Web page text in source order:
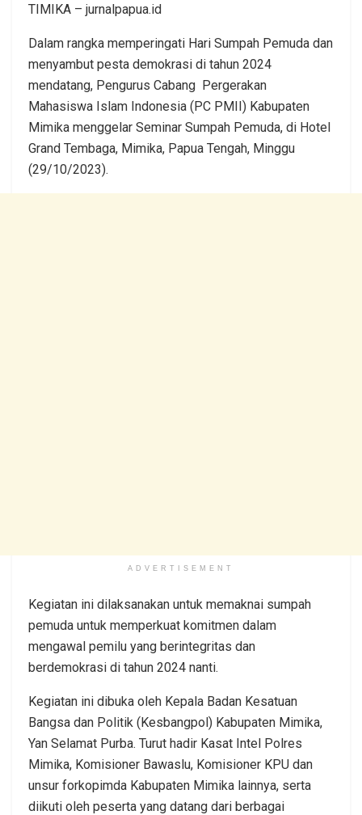
TIMIKA – jurnalpapua.id
Dalam rangka memperingati Hari Sumpah Pemuda dan
menyambut pesta demokrasi di tahun 2024
mendatang, Pengurus Cabang Pergerakan
Mahasiswa Islam Indonesia (PC PMII) Kabupaten
Mimika menggelar Seminar Sumpah Pemuda, di Hotel
Grand Tembaga, Mimika, Papua Tengah, Minggu
(29/10/2023).
ADVERTISEMENT
Kegiatan ini dilaksanakan untuk memaknai sumpah
pemuda untuk memperkuat komitmen dalam
mengawal pemilu yang berintegritas dan
berdemokrasi di tahun 2024 nanti.
Kegiatan ini dibuka oleh Kepala Badan Kesatuan
Bangsa dan Politik (Kesbangpol) Kabupaten Mimika,
Yan Selamat Purba. Turut hadir Kasat Intel Polres
Mimika, Komisioner Bawaslu, Komisioner KPU dan
unsur forkopimda Kabupaten Mimika lainnya, serta
diikuti oleh peserta yang datang dari berbagai